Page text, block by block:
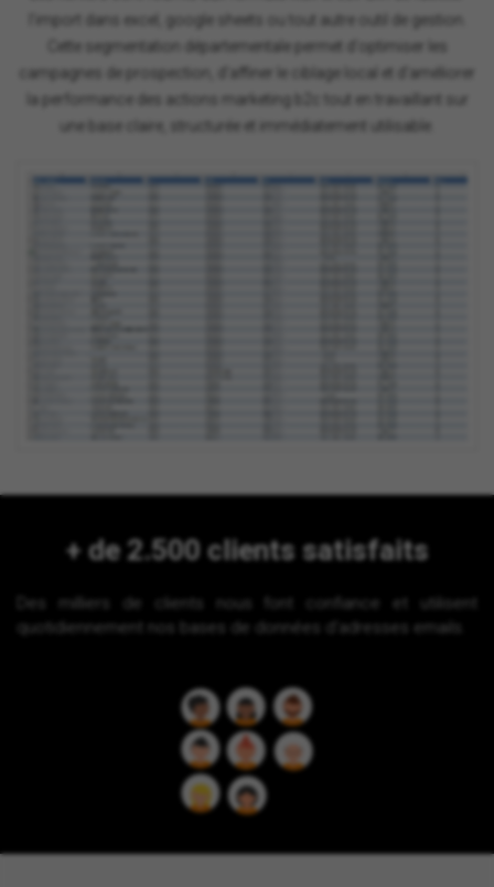
l'import dans excel, google sheets ou tout autre outil de gestion.
Cette segmentation départementale permet d'optimiser les
campagnes de prospection, d'affiner le ciblage local et d'améliorer
la performance des actions marketing b2c tout en travaillant sur
une base claire, structurée et immédiatement utilisable.
+ de 2.500 clients satisfaits
Des milliers de clients nous font confiance et utilisent
quotidiennement nos bases de données d'adresses emails.